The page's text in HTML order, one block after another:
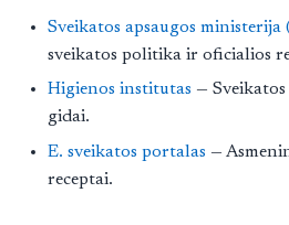
Sveikatos apsaugos ministerija
sveikatos politika ir oficialios
Higienos institutas —
gidai.
E. sveikatos portalas —
receptai.